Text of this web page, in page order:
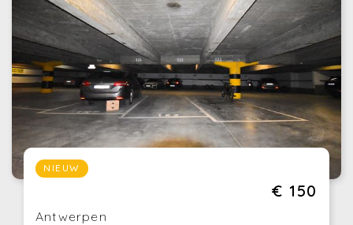
NIEUW
€ 150
Antwerpen